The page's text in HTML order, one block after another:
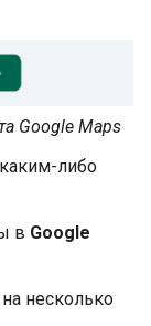
Google Maps
каким-либо
в Google
на несколько